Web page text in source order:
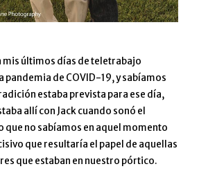
mis últimos días de teletrabajo
pandemia de COVID-19, y sabíamos
estaba prevista para ese día,
allí con Jack cuando sonó el
que no sabíamos en aquel momento
que resultaría el papel de aquellas
que estaban en nuestro pórtico.